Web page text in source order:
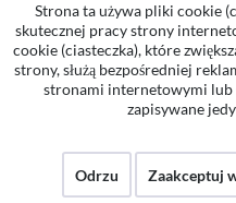
Strona ta używa pliki cookie
skutecznej pracy strony
cookie (ciasteczka), które
strony, służą bezpośredniej
stronami internetowymi lub
zapisywane
Odrzu Zaakceptuj